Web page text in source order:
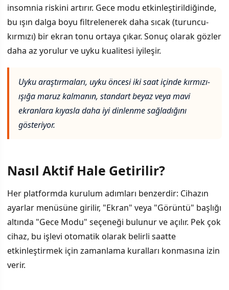
insomnia riskini artırır. Gece modu etkinleştirildiğinde,
bu ışın dalga boyu filtrelenerek daha sıcak (turuncu-
kırmızı) bir ekran tonu ortaya çıkar. Sonuç olarak gözler
daha az yorulur ve uyku kualitesi iyileşir.
Uyku araştırmaları, uyku öncesi iki saat içinde kırmızı-
ışığa maruz kalmanın, standart beyaz veya mavi
ekranlara kıyasla daha iyi dinlenme sağladığını
gösteriyor.
Nasıl Aktif Hale Getirilir?
Her platformda kurulum adımları benzerdir: Cihazın
ayarlar menüsüne girilir, "Ekran" veya "Görüntü" başlığı
altında "Gece Modu" seçeneği bulunur ve açılır. Pek çok
cihaz, bu işlevi otomatik olarak belirli saatte
etkinleştirmek için zamanlama kuralları konmasına izin
verir.